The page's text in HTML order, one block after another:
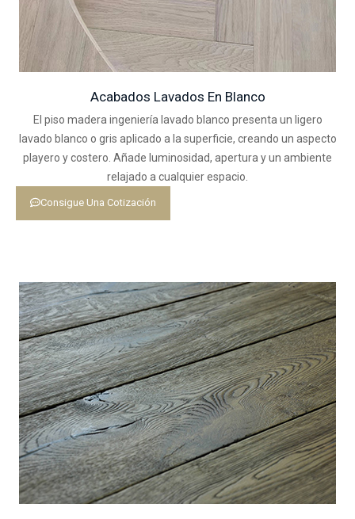
Acabados Lavados En Blanco
El piso madera ingeniería lavado blanco presenta un ligero
lavado blanco o gris aplicado a la superficie, creando un aspecto
playero y costero. Añade luminosidad, apertura y un ambiente
relajado a cualquier espacio.
Consigue Una Cotización